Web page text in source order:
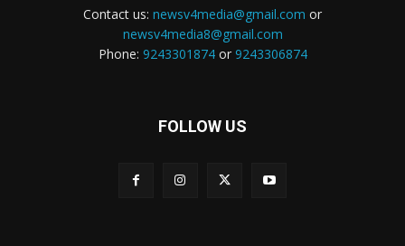
Contact us: newsv4media@gmail.com or
newsv4media8@gmail.com
Phone: 9243301874or 9243306874
FOLLOW US